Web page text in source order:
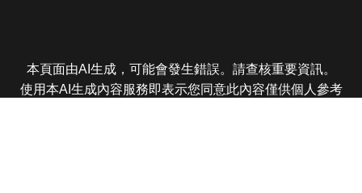
本頁面由AI生成，可能會發生錯誤。請查核重要資訊。
使用本AI生成內容服務即表示您同意此內容僅供個人參考